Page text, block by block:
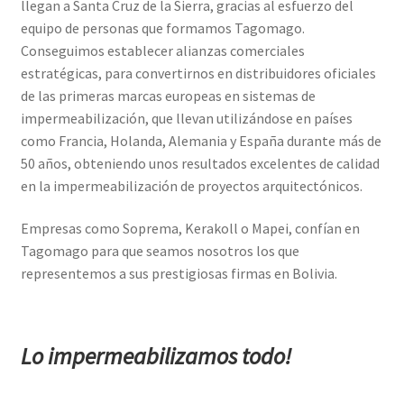
llegan a Santa Cruz de la Sierra, gracias al esfuerzo del
equipo de personas que formamos Tagomago.
Conseguimos establecer alianzas comerciales
estratégicas, para convertirnos en distribuidores oficiales
de las primeras marcas europeas en sistemas de
impermeabilización, que llevan utilizándose en países
como Francia, Holanda, Alemania y España durante más de
50 años, obteniendo unos resultados excelentes de calidad
en la impermeabilización de proyectos arquitectónicos.
Empresas como Soprema, Kerakoll o Mapei, confían en
Tagomago para que seamos nosotros los que
representemos a sus prestigiosas firmas en Bolivia.
Lo impermeabilizamos todo!